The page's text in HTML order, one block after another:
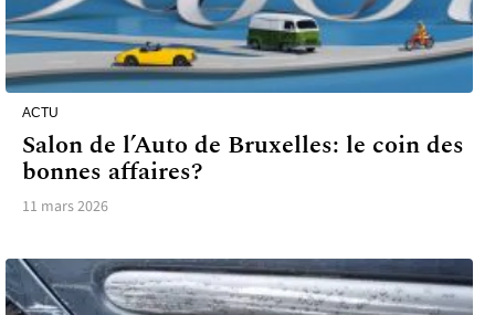
ACTU
Salon de l’Auto de Bruxelles: le coin des
bonnes affaires?
11 mars 2026